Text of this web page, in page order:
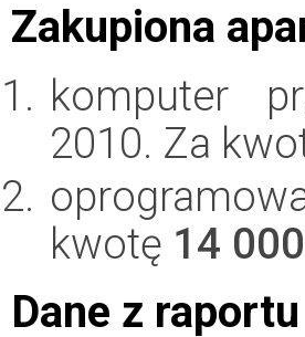
Zakupiona
komputer
2010. Za
kwotę 14
Dane z